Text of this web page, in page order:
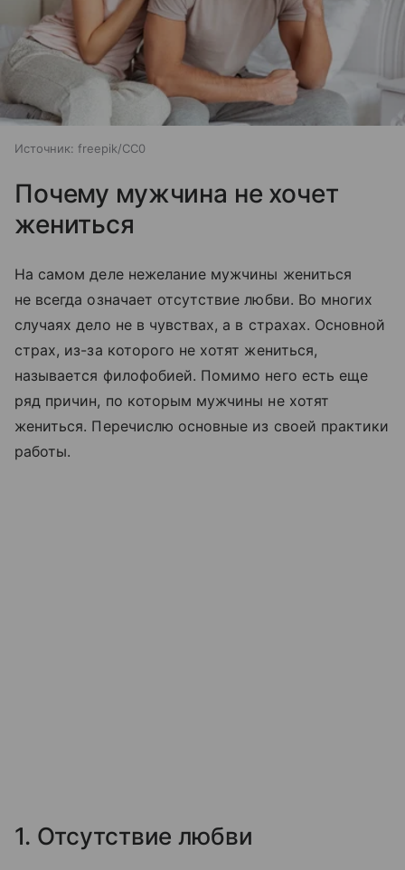
Источник: freepik/CC0
Почему мужчина не хочет
жениться
На самом деле нежелание мужчины жениться
не всегда означает отсутствие любви. Во многих
случаях дело не в чувствах, а в страхах. Основной
страх, из-за которого не хотят жениться,
называется филофобией. Помимо него есть еще
ряд причин, по которым мужчины не хотят
жениться. Перечислю основные из своей практики
работы.
1. Отсутствие любви